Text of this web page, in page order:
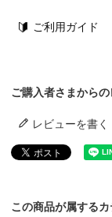
ご利用ガイド
ご購入者さまから
レビューを書く
この商品が属するカ